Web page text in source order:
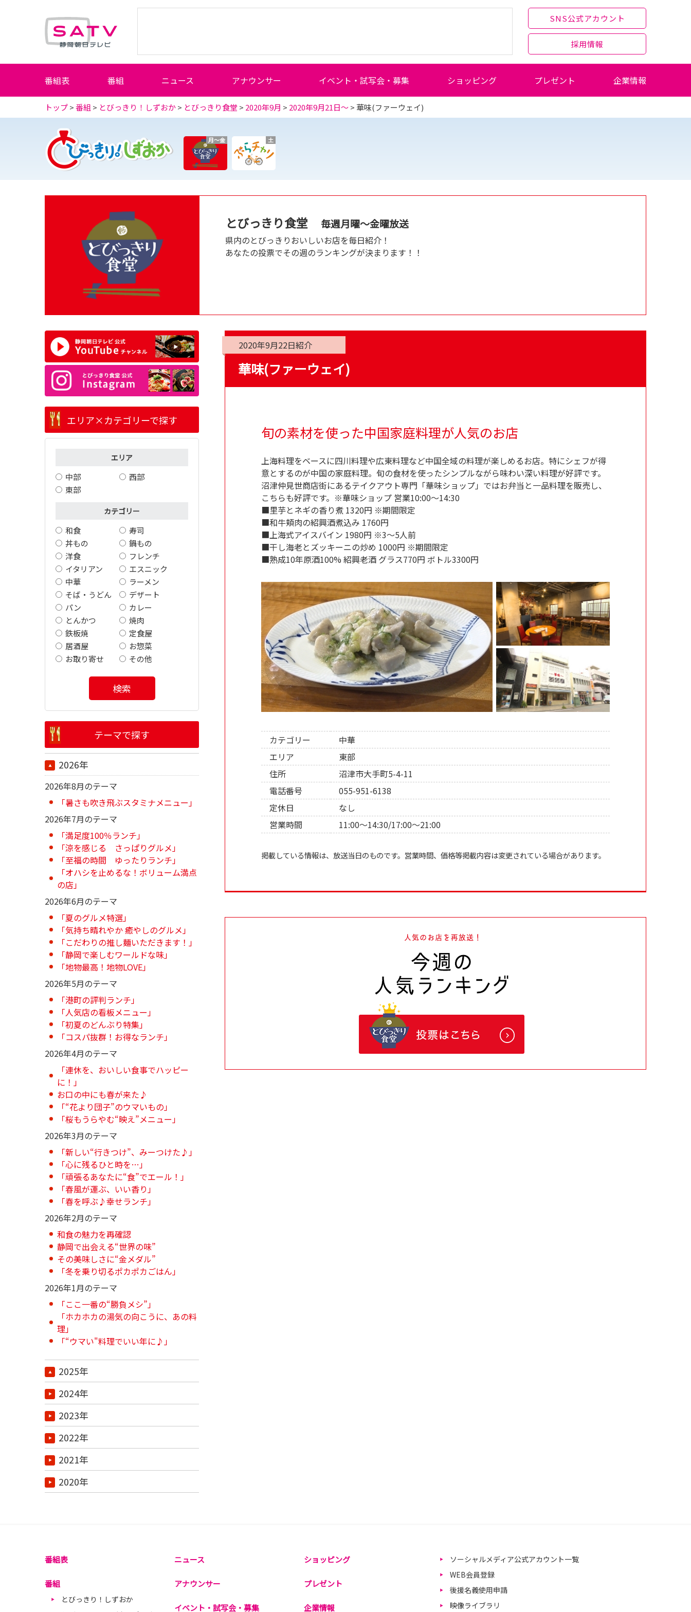
SNS公式アカウント
採用情報
番組表 番組 ニュース アナウンサー イベント・試写会・募集 ショッピング プレゼント 企業情報
トップ>番組 > とびっきり！しずおか> とびっきり食堂 > 2020年9月 > 2020年9月21日～> 華味(ファーウェイ)
月～金 土
とびっきり食堂 毎週月曜～金曜放送
県内のとびっきりおいしいお店を毎日紹介！
あなたの投票でその週のランキングが決まります！！
2020年9月22日紹介
華味(ファーウェイ)
旬の素材を使った中国家庭料理が人気のお店
上海料理をベースに四川料理や広東料理など中国全域の料理が楽しめるお店。特にシェフが得
意とするのが中国の家庭料理。旬の食材を使ったシンプルながら味わい深い料理が好評です。
沼津仲見世商店街にあるテイクアウト専門「華味ショップ」ではお弁当と一品料理を販売し、
こちらも好評です。※華味ショップ 営業10:00～14:30
■里芋とネギの香り煮 1320円 ※期間限定
■和牛頬肉の紹興酒煮込み 1760円
■上海式アイスバイン 1980円 ※3～5人前
■干し海老とズッキーニの炒め 1000円 ※期間限定
■熟成10年原酒100% 紹興老酒 グラス770円 ボトル3300円
カテゴリー
中華
エリア
東部
住所
沼津市大手町5-4-11
電話番号
055-951-6138
定休日
なし
営業時間
11:00～14:30/17:00～21:00
掲載している情報は、放送当日のものです。営業時間、価格等掲載内容は変更されている場合があります。
エリア×カテゴリーで探す
エリア
中部
西部
東部
カテゴリー
和食
寿司
丼もの
鍋もの
洋食
フレンチ
イタリアン
エスニック
中華
ラーメン
そば・うどん
デザート
パン
カレー
とんかつ
焼肉
鉄板焼
定食屋
居酒屋
お惣菜
お取り寄せ
その他
検索
テーマで探す
2026年
2026年8月のテーマ
「暑さも吹き飛ぶスタミナメニュー」
2026年7月のテーマ
「満足度100％ランチ」
「涼を感じる さっぱりグルメ」
「至福の時間 ゆったりランチ」
「オハシを止めるな！ボリューム満点
の店」
2026年6月のテーマ
「夏のグルメ特選」
「気持ち晴れやか 癒やしのグルメ」
「こだわりの推し麺いただきます！」
「静岡で楽しむワールドな味」
「地物最高！地物LOVE」
2026年5月のテーマ
「港町の評判ランチ」
「人気店の看板メニュー」
「初夏のどんぶり特集」
「コスパ抜群！お得なランチ」
2026年4月のテーマ
「連休を、おいしい食事でハッピー
に！」
お口の中にも春が来た♪
「“花より団子”のウマいもの」
「桜もうらやむ“映え”メニュー」
2026年3月のテーマ
「新しい“行きつけ”、みーつけた♪」
「心に残るひと時を…」
「頑張るあなたに“食”でエール！」
「春風が運ぶ、いい香り」
「春を呼ぶ♪幸せランチ」
2026年2月のテーマ
和食の魅力を再確認
静岡で出会える“世界の味”
その美味しさに“金メダル”
「冬を乗り切るポカポカごはん」
2026年1月のテーマ
「ここ一番の“勝負メシ”」
「ホカホカの湯気の向こうに、あの料
理」
「“ウマい"料理でいい年に♪」
2025年
2024年
2023年
2022年
2021年
2020年
番組表
番組
とびっきり！しずおか
ニュース
アナウンサー
イベント・試写会・募集
ショッピング
プレゼント
企業情報
ソーシャルメディア公式アカウント一覧
WEB会員登録
後援名義使用申請
映像ライブラリ